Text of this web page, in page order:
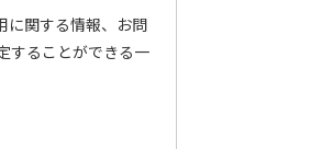
に関する情報、お問
することができる一